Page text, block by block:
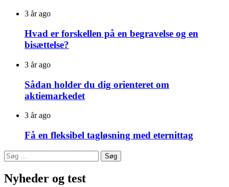
3 år ago
Hvad er forskellen på en begravelse og en
bisættelse?
3 år ago
Sådan holder du dig orienteret om
aktiemarkedet
3 år ago
Få en fleksibel tagløsning med eternittag
Søg
efter:
Nyheder og test